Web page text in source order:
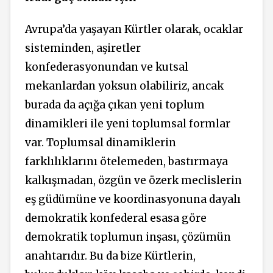
Avrupa’da yaşayan Kürtler olarak, ocaklar
sisteminden, aşiretler
konfederasyonundan ve kutsal
mekanlardan yoksun olabiliriz, ancak
burada da açığa çıkan yeni toplum
dinamikleri ile yeni toplumsal formlar
var. Toplumsal dinamiklerin
farklılıklarını ötelemeden, bastırmaya
kalkışmadan, özgün ve özerk meclislerin
eş güdümüne ve koordinasyonuna dayalı
demokratik konfederal esasa göre
demokratik toplumun inşası, çözümün
anahtarıdır. Bu da bize Kürtlerin,